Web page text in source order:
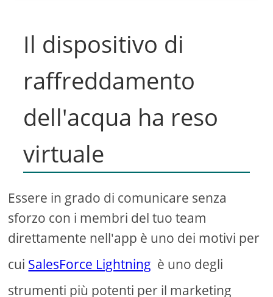
Il dispositivo di
raffreddamento
dell'acqua ha reso
virtuale
Essere in grado di comunicare senza
sforzo con i membri del tuo team
direttamente nell'app è uno dei motivi per
cui SalesForce Lightning è uno degli
strumenti più potenti per il marketing